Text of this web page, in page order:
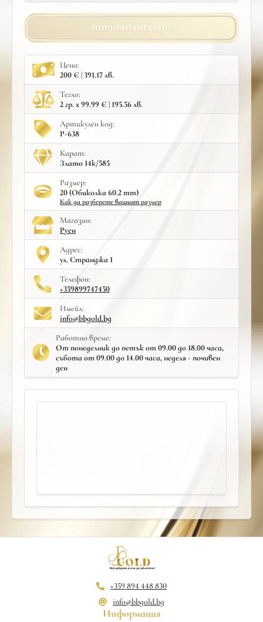
ПОРЪЧАЙ ОНЛАЙН
Цена:
200 € | 391.17 лв.
Тегло:
2 гр. x 99.99 € | 195.56 лв.
Артикулен код:
Р-638
Карат:
Злато 14к/585
Размер:
20 (Обиколка 60.2 mm)
Как да разберете вашият размер
Mагазин:
Руен
Адрес:
ул. Странджа 1
Телефон:
+359899747450
Имейл:
info@bbgold.bg
Работно време:
От понеделник до петък от 09.00 до 18.00 часа,
събота от 09.00 до 14.00 часа, неделя - почивен
ден
+359 894 448 830
info@bbgold.bg
Информация